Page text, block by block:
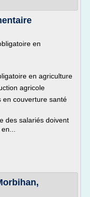
en
en agriculture
agricole
en couverture santé
des salariés doivent